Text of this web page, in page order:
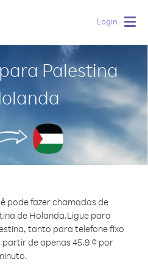
Login
Palestina
pode fazer chamadas de
de Holanda.Ligue para
tanto para telefone fixo
de apenas 45.9 ¢ por